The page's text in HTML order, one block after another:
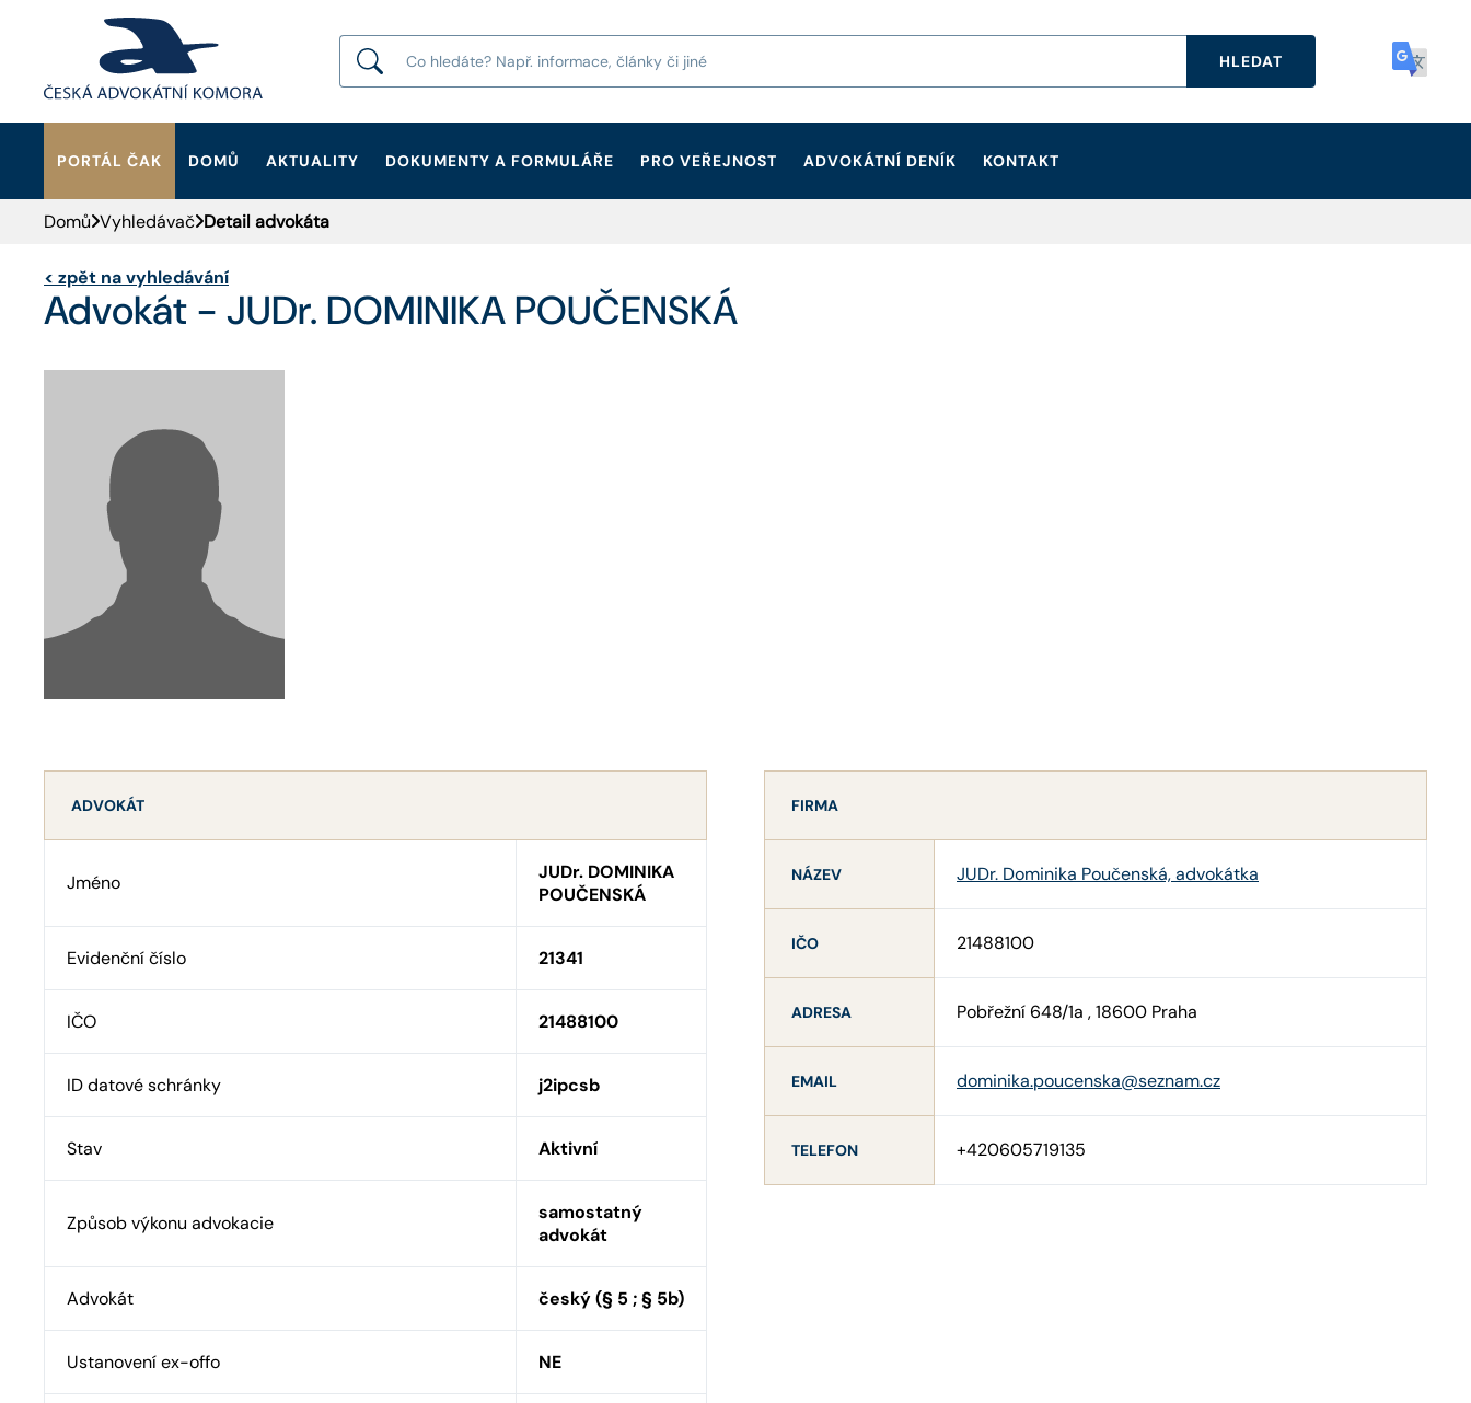
HLEDAT
PORTÁL ČAK DOMŮ AKTUALITY DOKUMENTY A FORMULÁŘE PRO VEŘEJNOST ADVOKÁTNÍ DENÍK
KONTAKT
HLEDAT
Domů Vyhledávač Detail advokáta
< zpět na vyhledávání
Advokát - JUDr. DOMINIKA POUČENSKÁ
ADVOKÁT
Jméno
JUDr. DOMINIKA
POUČENSKÁ
Evidenční číslo 21341
IČO 21488100
ID datové schránky j2ipcsb
Stav Aktivní
Způsob výkonu advokacie
samostatný
advokát
Advokát český (§ 5 ; § 5b)
Ustanovení ex-offo NE
FIRMA
NÁZEV JUDr. Dominika Poučenská, advokátka
IČO 21488100
ADRESA Pobřežní 648/1a , 18600 Praha
EMAIL dominika.poucenska@seznam.cz
TELEFON +420605719135